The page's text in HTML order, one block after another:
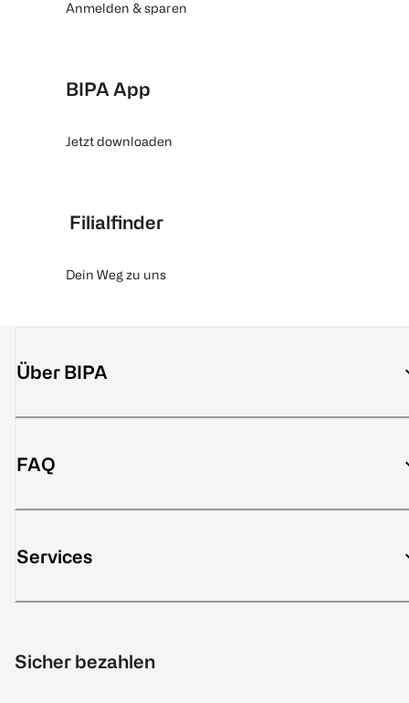
Anmelden & sparen
BIPA App
Jetzt downloaden
Filialfinder
Dein Weg zu uns
Über BIPA
FAQ
Services
Sicher bezahlen